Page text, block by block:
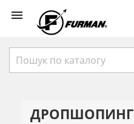

ДРОПШОПИНГ